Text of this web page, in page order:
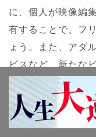
に、個人が映像編
有することで、フ
ょう。また、アダ
ビスなど、新たな
ェブマーケティン
キルも、ますます
配慮を欠かせない